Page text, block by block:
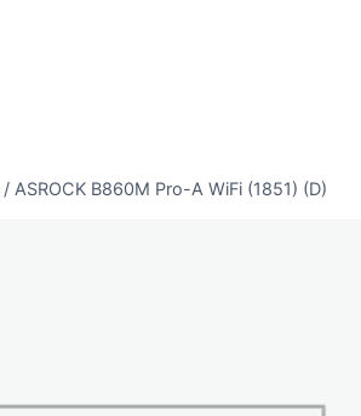
/ ASROCK B860M Pro-A WiFi (1851) (D)